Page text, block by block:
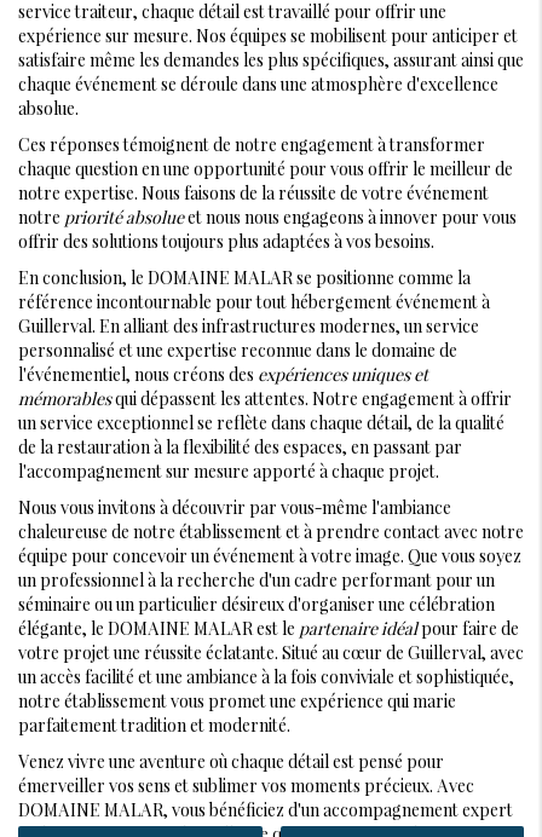
service traiteur, chaque détail est travaillé pour offrir une
expérience sur mesure. Nos équipes se mobilisent pour anticiper et
satisfaire même les demandes les plus spécifiques, assurant ainsi que
chaque événement se déroule dans une atmosphère d'excellence
absolue.
Ces réponses témoignent de notre engagement à transformer
chaque question en une opportunité pour vous offrir le meilleur de
notre expertise. Nous faisons de la réussite de votre événement
notre priorité absolueet nous nous engageons à innover pour vous
offrir des solutions toujours plus adaptées à vos besoins.
En conclusion, le DOMAINE MALAR se positionne comme la
référence incontournable pour tout hébergement événement à
Guillerval. En alliant des infrastructures modernes, un service
personnalisé et une expertise reconnue dans le domaine de
l'événementiel, nous créons des expériences uniques et
mémorablesqui dépassent les attentes. Notre engagement à offrir
un service exceptionnel se reflète dans chaque détail, de la qualité
de la restauration à la flexibilité des espaces, en passant par
l'accompagnement sur mesure apporté à chaque projet.
Nous vous invitons à découvrir par vous-même l'ambiance
chaleureuse de notre établissement et à prendre contact avec notre
équipe pour concevoir un événement à votre image. Que vous soyez
un professionnel à la recherche d'un cadre performant pour un
séminaire ou un particulier désireux d'organiser une célébration
élégante, le DOMAINE MALAR est le partenaire idéalpour faire de
votre projet une réussite éclatante. Situé au cœur de Guillerval, avec
un accès facilité et une ambiance à la fois conviviale et sophistiquée,
notre établissement vous promet une expérience qui marie
parfaitement tradition et modernité.
Venez vivre une aventure où chaque détail est pensé pour
émerveiller vos sens et sublimer vos moments précieux. Avec
DOMAINE MALAR, vous bénéficiez d'un accompagnement expert